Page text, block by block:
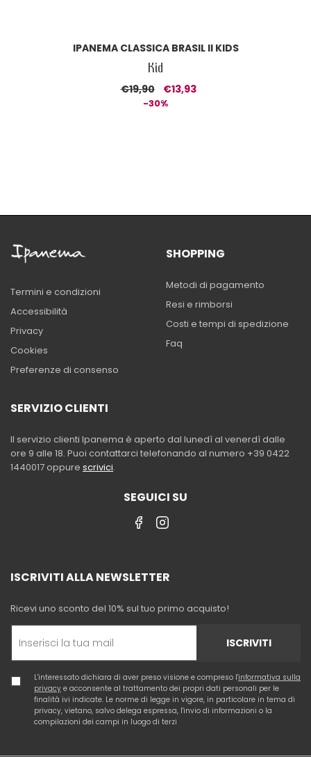
IPANEMA CLASSICA BRASIL II KIDS
Kid
€19,90 €13,93
-30%
Termini e condizioni
Accessibilità
Privacy
Cookies
Preferenze di consenso
SHOPPING
Metodi di pagamento
Resi e rimborsi
Costi e tempi di spedizione
Faq
SERVIZIO CLIENTI
Il servizio clienti Ipanema è aperto dal lunedì al venerdì dalle
ore 9 alle 18. Puoi contattarci telefonando al numero +39 0422
1440017 oppure scrivici.
SEGUICI SU
ISCRIVITI ALLA NEWSLETTER
Ricevi uno sconto del 10% sul tuo primo acquisto!
ISCRIVITI
L'interessato dichiara di aver preso visione e compreso l'informativa sulla
privacy e acconsente al trattamento dei propri dati personali per le
finalità ivi indicate. Le norme di legge in vigore, in particolare in tema di
privacy, vietano, salvo delega espressa, l'invio di informazioni o la
compilazioni dei campi in luogo di terzi